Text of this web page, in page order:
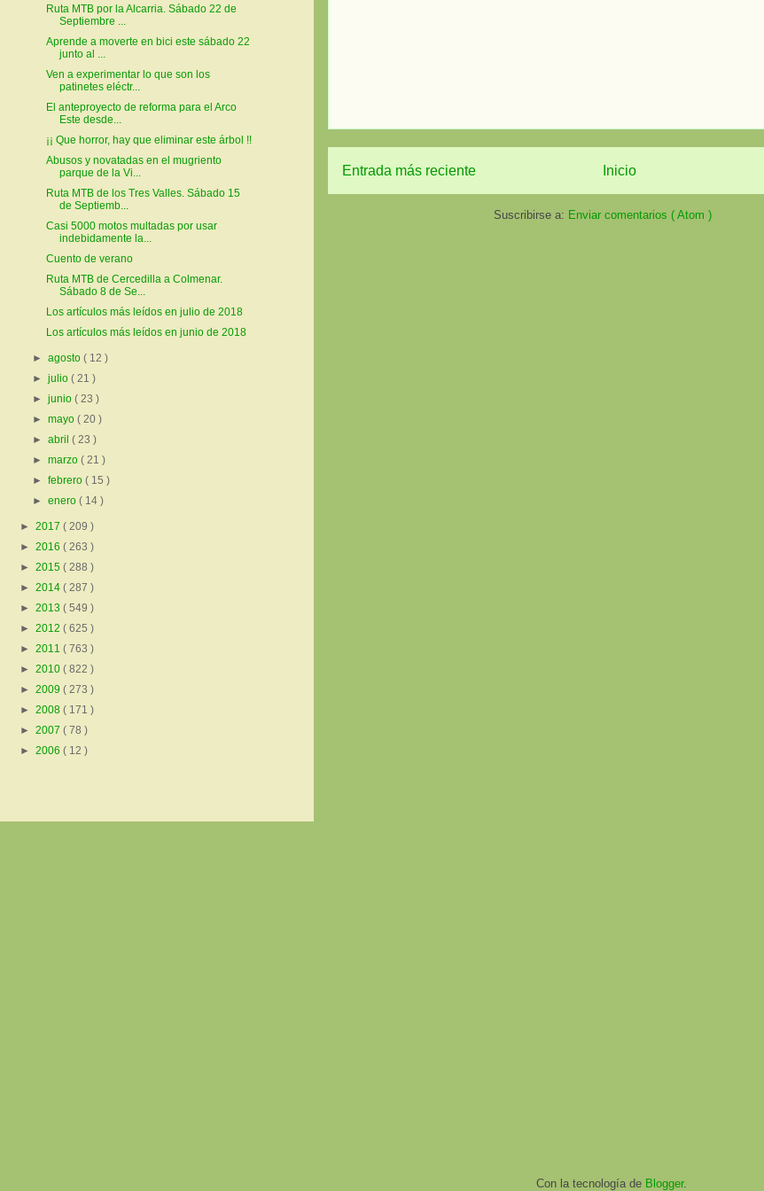
Entrada más reciente Inicio
Suscribirse a: Enviar comentarios ( Atom )
Ruta MTB por la Alcarria. Sábado 22 de
Septiembre ...
Aprende a moverte en bici este sábado 22
junto al ...
Ven a experimentar lo que son los
patinetes eléctr...
El anteproyecto de reforma para el Arco
Este desde...
¡¡ Que horror, hay que eliminar este árbol !!
Abusos y novatadas en el mugriento
parque de la Vi...
Ruta MTB de los Tres Valles. Sábado 15
de Septiemb...
Casi 5000 motos multadas por usar
indebidamente la...
Cuento de verano
Ruta MTB de Cercedilla a Colmenar.
Sábado 8 de Se...
Los artículos más leídos en julio de 2018
Los artículos más leídos en junio de 2018
►agosto( 12 )
►julio( 21 )
►junio( 23 )
►mayo( 20 )
►abril( 23 )
►marzo( 21 )
►febrero( 15 )
►enero( 14 )
► 2017 ( 209 )
► 2016 ( 263 )
► 2015 ( 288 )
► 2014 ( 287 )
► 2013 ( 549 )
► 2012 ( 625 )
► 2011 ( 763 )
► 2010 ( 822 )
► 2009 ( 273 )
► 2008 ( 171 )
► 2007 ( 78 )
► 2006 ( 12 )
Con la tecnología de Blogger.